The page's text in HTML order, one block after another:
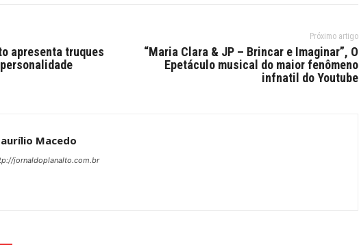
apresenta truques
Próximo artigo
“Maria Clara & JP – Brincar e Imaginar”, O
Epetáculo musical do maior fenômeno
infnatil do Youtube
Macedo
jornaldoplanalto.com.br